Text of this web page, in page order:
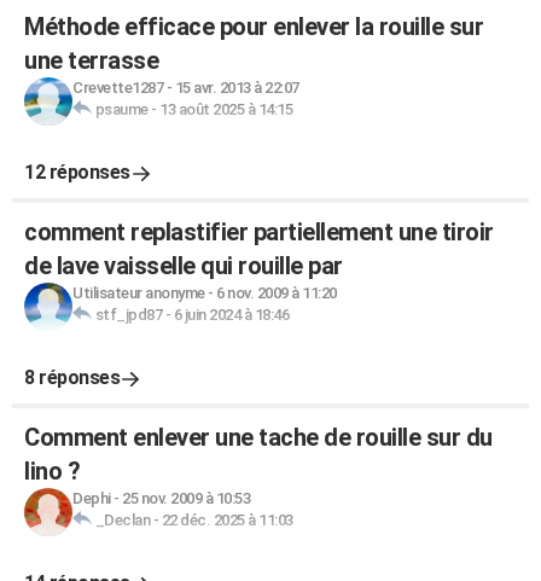
Méthode efficace pour enlever la rouille sur
une terrasse
Crevette1287- 15 avr. 2013 à 22:07
psaume- 13 août 2025 à 14:15
12 réponses
comment replastifier partiellement une tiroir
de lave vaisselle qui rouille par
Utilisateur anonyme- 6 nov. 2009 à 11:20
stf_jpd87- 6 juin 2024 à 18:46
8 réponses
Comment enlever une tache de rouille sur du
lino ?
Dephi- 25 nov. 2009 à 10:53
_Declan- 22 déc. 2025 à 11:03